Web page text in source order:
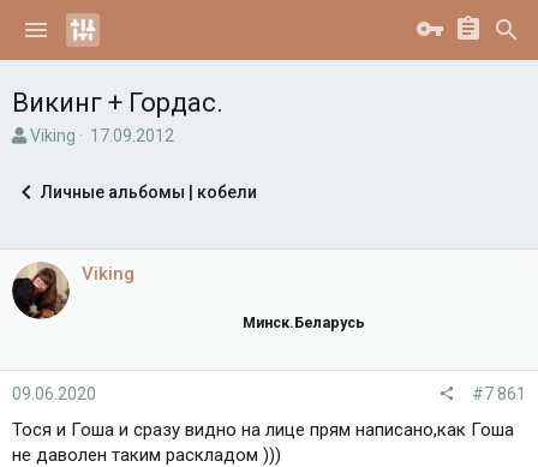
Викинг + Гордас.
А
о
т
е
м
ы
Viking
Д
а
а
ч
17.09.2012
Личные альбомы | кобели
Viking
Минск.Беларусь
09.06.2020 #7 861
Тося и Гоша и сразу видно на лице прям написано,как Гоша
не даволен таким раскладом )))